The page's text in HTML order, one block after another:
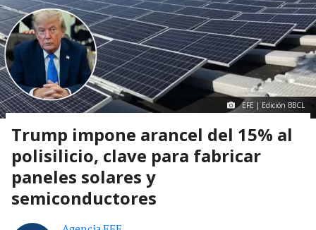
EFE | Edición BBCL
Trump impone arancel del 15% al
polisilicio, clave para fabricar
paneles solares y
semiconductores